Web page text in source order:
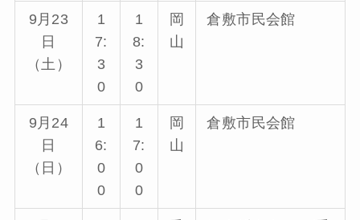
9月23
日
（土）
1
7:
3
0
1
8:
3
0
岡
山
倉敷市民会館
9月24
日
（日）
1
6:
0
0
1
7:
0
0
岡
山
倉敷市民会館